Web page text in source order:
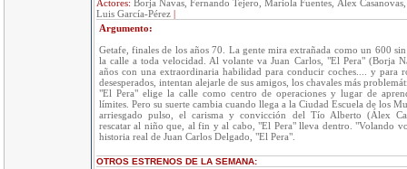
Actores: Borja Navas, Fernando Tejero, Mariola Fuentes, Álex Casanovas,
Luis García-Pérez|
Argumento:
Getafe, finales de los años 70. La gente mira extrañada como un 600
la calle a toda velocidad. Al volante va Juan Carlos, "El Pera" (Borja
años con una extraordinaria habilidad para conducir coches.... y para
desesperados, intentan alejarle de sus amigos, los chavales más
"El Pera" elige la calle como centro de operaciones y lugar de
límites. Pero su suerte cambia cuando llega a la Ciudad Escuela de los
arriesgado pulso, el carisma y convicción del Tío Alberto (Álex
rescatar al niño que, al fin y al cabo, "El Pera" lleva dentro. "Volando
historia real de Juan Carlos Delgado, "El Pera".
OTROS ESTRENOS DE LA SEMANA: